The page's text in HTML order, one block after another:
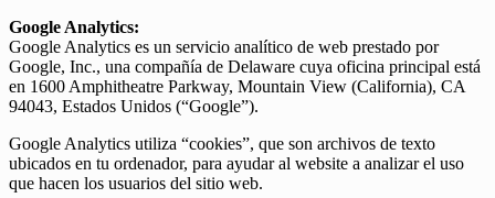
Google Analytics:
Google Analytics es un servicio analítico de web prestado por
Google, Inc., una compañía de Delaware cuya oficina principal está
en 1600 Amphitheatre Parkway, Mountain View (California), CA
94043, Estados Unidos (“Google”).
Google Analytics utiliza “cookies”, que son archivos de texto
ubicados en tu ordenador, para ayudar al website a analizar el uso
que hacen los usuarios del sitio web.